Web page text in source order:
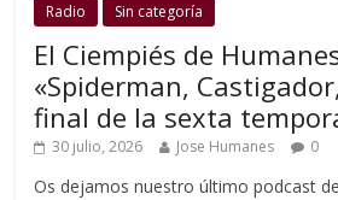
Radio Sin categoría
El Ciempiés de
«Spiderman,
final de la sexta
30 julio, 2026 Jose Humanes 0
Os dejamos nuestro último podcast